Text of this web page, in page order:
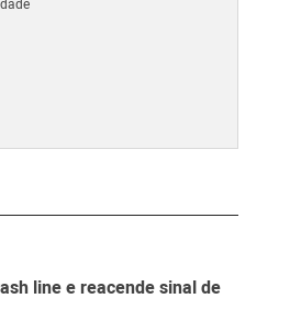
line e reacende sinal de